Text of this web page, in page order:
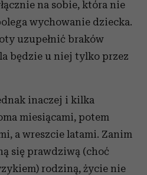
na sobie, która nie
wychowanie dziecka.
uzupełnić braków
będzie u niej tylko przez
inaczej i kilka
miesiącami, potem
a wreszcie latami. Zanim
się prawdziwą (choć
rodziną, życie nie